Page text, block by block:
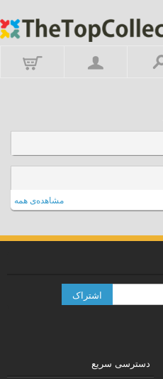
مشاهده‌ی همه
اشتراک
دسترسی سریع